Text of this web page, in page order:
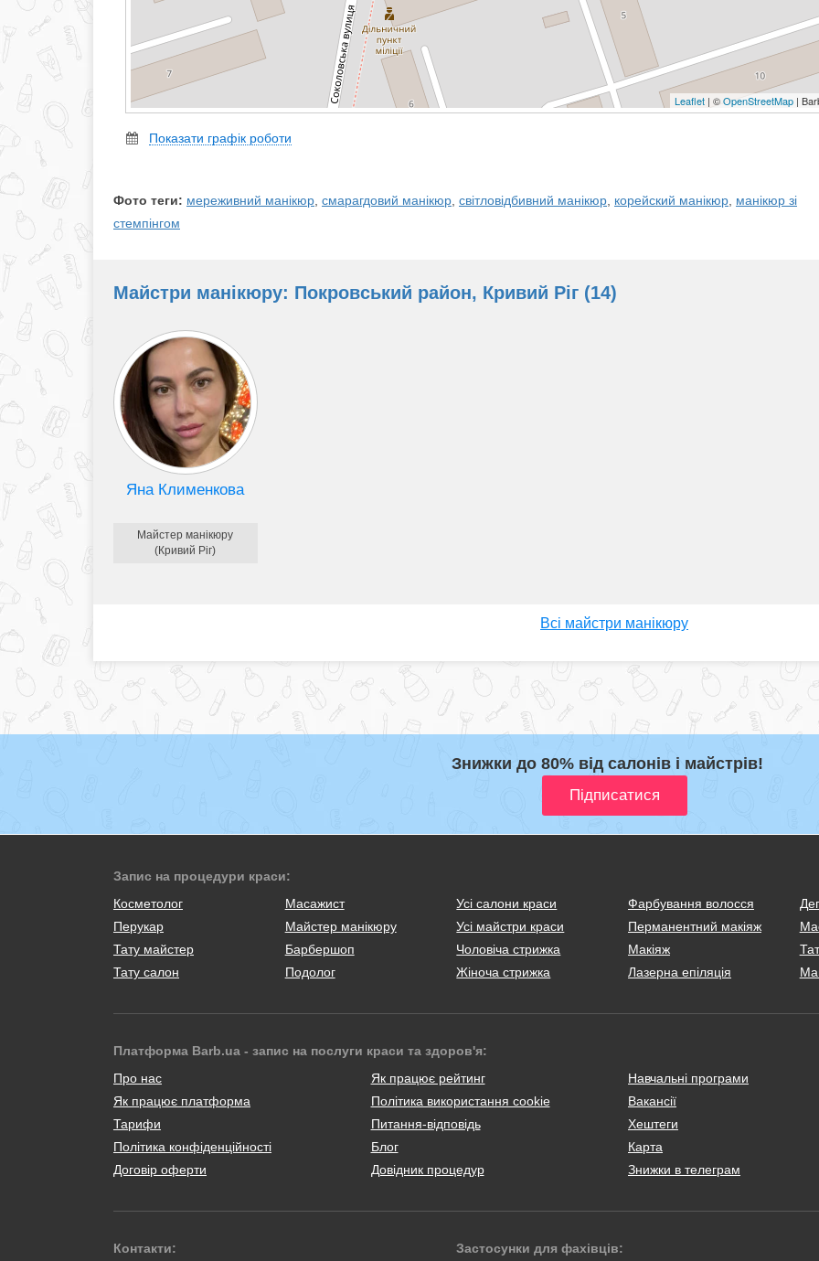
Leaflet | ©OpenStreetMap |
Показати графік роботи
Фото теги: мереживний манікюр, смарагдовий манікюр, світловідбивний манікюр, корейский манікюр, манікюр зі
стемпінгом
Майстри манікюру: Покровський район, Кривий Ріг (14)
Яна Клименкова
Майстер манікюру
(Кривий Ріг)
Всі майстри манікюру
Знижки до 80% від салонів і майстрів!
Запис на процедури краси:
Косметолог
Масажист
Перукар
Майстер манікюру
Тату майстер
Барбершоп
Тату салон
Подолог
Усі салони краси
Усі майстри краси
Чоловіча стрижка
Жіноча стрижка
Фарбування волосся
Перманентний макіяж
Макіяж
Лазерна епіляція
Платформа Barb.ua - запис на послуги краси та здоров'я:
Про нас
Як працює платформа
Тарифи
Політика конфіденційності
Договір оферти
Як працює рейтинг
Політика використання cookie
Питання-відповідь
Блог
Довідник процедур
Навчальні програми
Вакансії
Хештеги
Карта
Знижки в телеграм
Контакти: Застосунки для фахівців: